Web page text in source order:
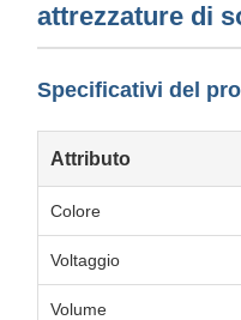
attrezzature di
Specificativi del
Attributo
Colore
Voltaggio
Volume